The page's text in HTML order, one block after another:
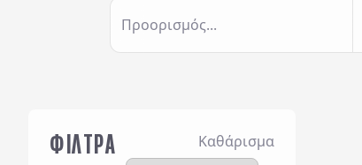
Προορισμός...
ΦΙΛΤΡΑ Καθάρισμα